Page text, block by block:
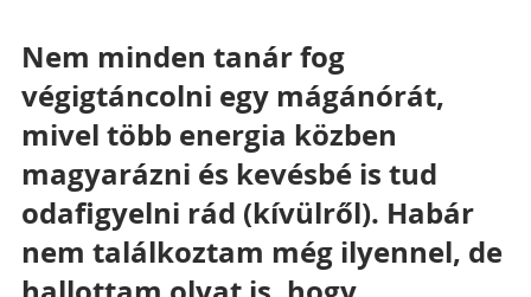
Nem minden tanár fog
végigtáncolni egy mágánórát,
mivel több energia közben
magyarázni és kevésbé is tud
odafigyelni rád (kívülről). Habár
nem találkoztam még ilyennel, de